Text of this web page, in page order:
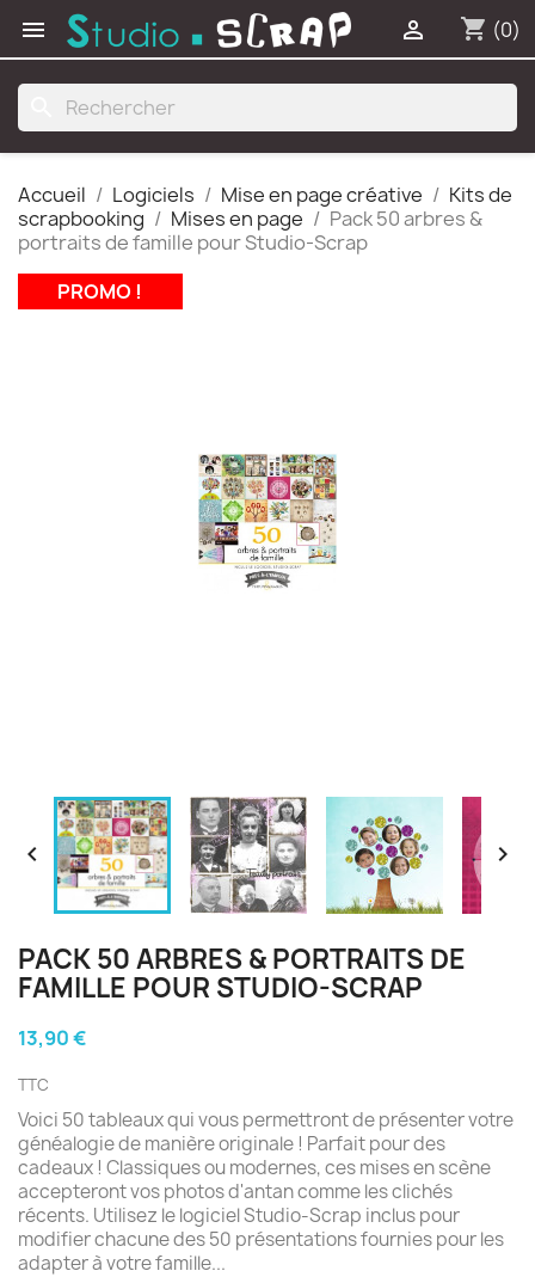
 shopping_cart (0)

Accueil Logiciels Mise en page créative
Kits de
scrapbooking
Mises en page
Pack 50 arbres &
portraits de famille pour Studio-Scrap
PROMO !
 
PACK 50 ARBRES & PORTRAITS DE
FAMILLE POUR STUDIO-SCRAP
13,90 €
TTC
Voici 50 tableaux qui vous permettront de présenter votre
généalogie de manière originale ! Parfait pour des
cadeaux ! Classiques ou modernes, ces mises en scène
accepteront vos photos d'antan comme les clichés
récents. Utilisez le logiciel Studio-Scrap inclus pour
modifier chacune des 50 présentations fournies pour les
adapter à votre famille...